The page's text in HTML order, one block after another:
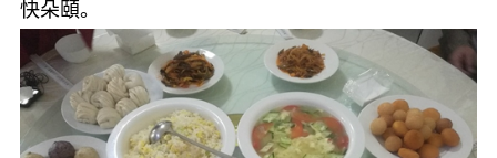
快朵頤。